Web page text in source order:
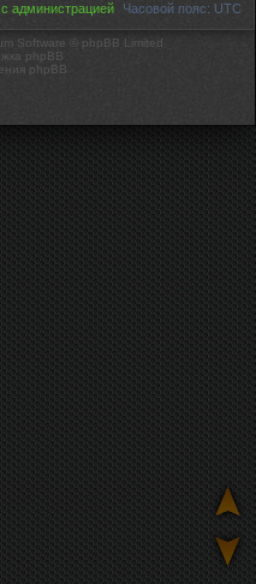
Часовой пояс: UTC
администрацией
Software © phpBB Limited
phpBB
phpBB